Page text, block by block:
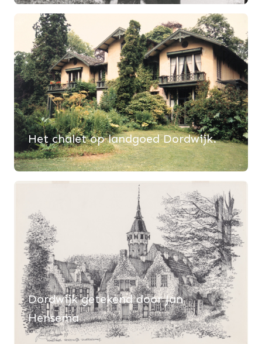
Het chalet op landgoed Dordwijk.
Dordwijk getekend door Jan
Hensema